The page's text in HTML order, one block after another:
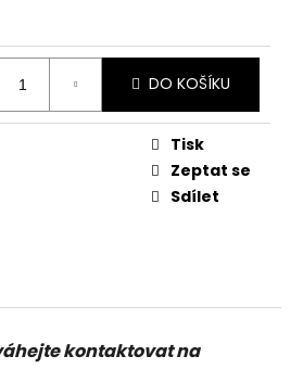
DO KOŠÍKU
Tisk
Zeptat se
Sdílet
kontaktovat na